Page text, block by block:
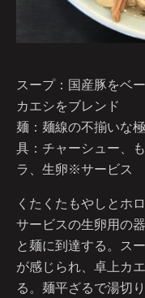
スープ：国産豚をベ
カエシをブレンド
麺：麺線の不揃いな
具：チャーシュー、
ラ、生卵※サービス
くたくたもやしとホ
サービスの生卵用の
と麺に到達する。ス
が感じられ、卓上カ
る。麺平ざるで湯切